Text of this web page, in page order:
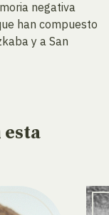
negativa
han compuesto
y a San
esta